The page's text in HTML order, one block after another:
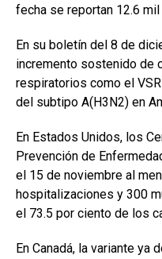
fecha se reportan 12.6
En su boletín del 8 de
incremento sostenido de
respiratorios como el
del subtipo A(H3N2) en
En Estados Unidos, los
Prevención de
el 15 de noviembre al
hospitalizaciones y 300
el 73.5 por ciento de los
En Canadá, la variante ya